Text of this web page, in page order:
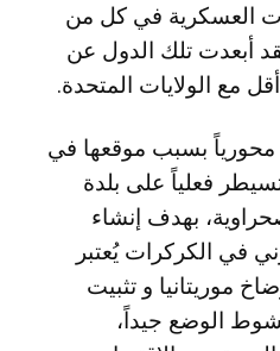
العسكرية في كل من
أبعدت تلك الدول عن
مع الولايات المتحدة.
محورياً بسبب موقعها في
فعلياً على بلدة
بهدف إنشاء
في الكركرات يُعتبر
موريتانيا و تثبيت
الوضع جيداً،